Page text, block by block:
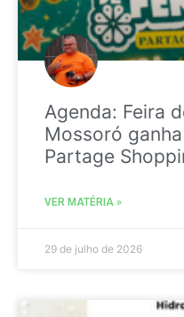
Agenda: Feira
Mossoró
Partage
VER MATÉRIA »
29 de julho de 2026